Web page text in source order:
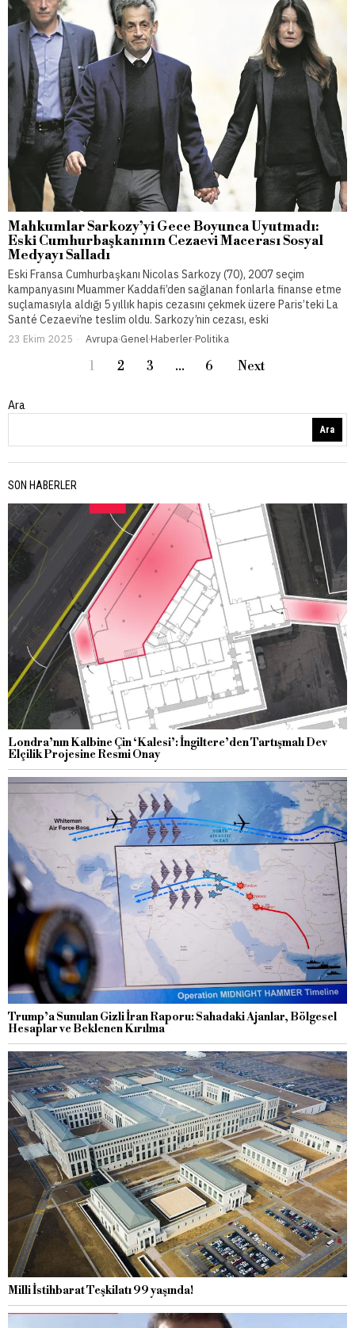
Mahkumlar Sarkozy’yi Gece Boyunca Uyutmadı:
Eski Cumhurbaşkanının Cezaevi Macerası Sosyal
Medyayı Salladı
Eski Fransa Cumhurbaşkanı Nicolas Sarkozy (70), 2007 seçim
kampanyasını Muammer Kaddafi’den sağlanan fonlarla finanse etme
suçlamasıyla aldığı 5 yıllık hapis cezasını çekmek üzere Paris’teki La
Santé Cezaevi’ne teslim oldu. Sarkozy’nin cezası, eski
23 Ekim 2025 Avrupa·Genel·Haberler·Politika
1 2 3 … 6 Next
Ara
Ara
SON HABERLER
Londra’nın Kalbine Çin ‘Kalesi’: İngiltere’den Tartışmalı Dev
Elçilik Projesine Resmi Onay
Trump’a Sunulan Gizli İran Raporu: Sahadaki Ajanlar, Bölgesel
Hesaplar ve Beklenen Kırılma
Milli İstihbarat Teşkilatı 99 yaşında!